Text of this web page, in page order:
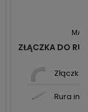
ZŁĄCZKA DO
Złączka
Rura